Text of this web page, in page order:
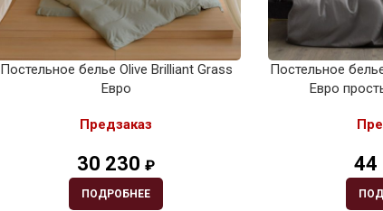
Постельное белье Olive Brilliant Grass
Евро
Предзаказ
30 230 ₽
ПОДРОБНЕЕ
Постельное
Евро
44